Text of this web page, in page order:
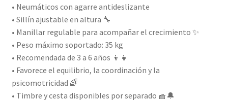
• Neumáticos con agarre antideslizante
• Sillín ajustable en altura 🔧
• Manillar regulable para acompañar el crecimiento ✨
• Peso máximo soportado: 35 kg
• Recomendada de 3 a 6 años 👦👧
• Favorece el equilibrio, la coordinación y la
psicomotricidad 🌈
• Timbre y cesta disponibles por separado 🧺🔔